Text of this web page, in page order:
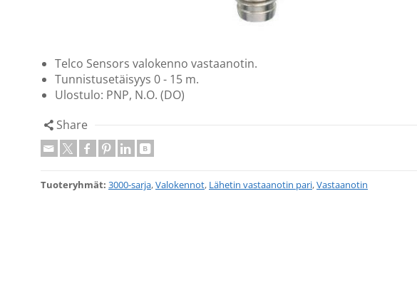
Telco Sensors valokenno vastaanotin.
Tunnistusetäisyys 0 - 15 m.
Ulostulo: PNP, N.O. (DO)
Share
Tuoteryhmät: 3000-sarja,Valokennot, Lähetin vastaanotin pari,Vastaanotin